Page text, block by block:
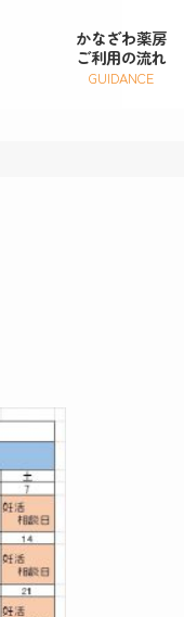
かなざわ薬房
ご利用の流れ
GUIDANCE